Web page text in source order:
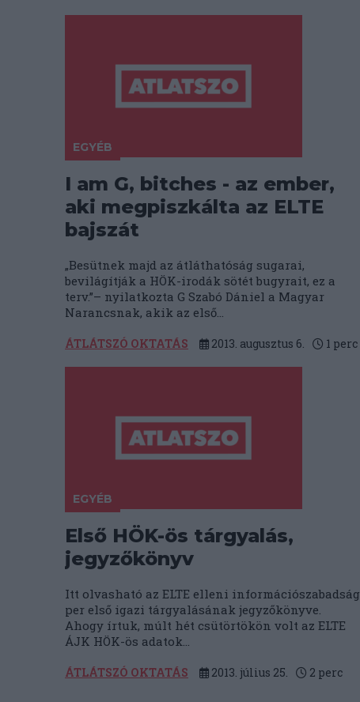
EGYÉB
I am G, bitches - az ember,
aki megpiszkálta az ELTE
bajszát
„Besütnek majd az átláthatóság sugarai,
bevilágítják a HÖK-irodák sötét bugyrait, ez a
terv.”– nyilatkozta G Szabó Dániel a Magyar
Narancsnak, akik az első...
ÁTLÁTSZÓ OKTATÁS 2013. augusztus 6. 1 perc
EGYÉB
Első HÖK-ös tárgyalás,
jegyzőkönyv
Itt olvasható az ELTE elleni információszabadság
per első igazi tárgyalásának jegyzőkönyve.
Ahogy írtuk, múlt hét csütörtökön volt az ELTE
ÁJK HÖK-ös adatok...
ÁTLÁTSZÓ OKTATÁS 2013. július 25. 2 perc